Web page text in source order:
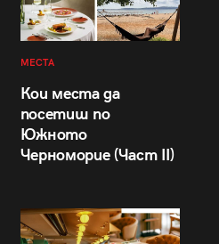
МЕСТА
Кои места да
посетиш по
Южното
Черноморие (Част II)